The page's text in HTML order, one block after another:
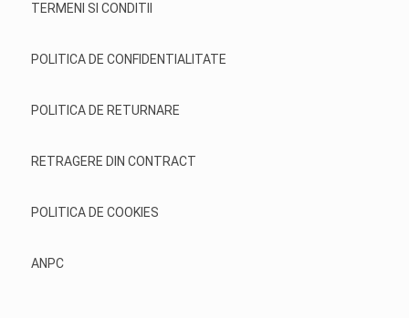
TERMENI SI CONDITII
POLITICA DE CONFIDENTIALITATE
POLITICA DE RETURNARE
RETRAGERE DIN CONTRACT
POLITICA DE COOKIES
ANPC